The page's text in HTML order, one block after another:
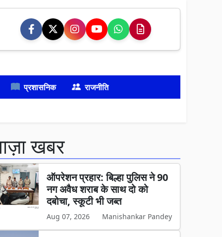
प्रशासनिक राजनीति
खबर
ऑपरेशन प्रहार: बिल्हा पुलिस ने 90
नग अवैध शराब के साथ दो को
दबोचा, स्कूटी भी जब्त
Aug 07, 2026 Manishankar Pandey